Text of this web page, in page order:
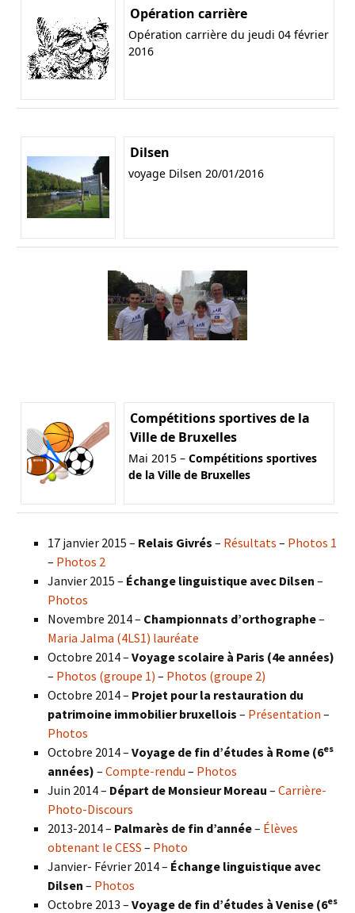
Opération carrière
Opération carrière du jeudi 04 février
2016
Dilsen
voyage Dilsen 20/01/2016
Compétitions sportives de la
Ville de Bruxelles
Mai 2015 – Compétitions sportives
de la Ville de Bruxelles
17 janvier 2015 – Relais Givrés – Résultats – Photos 1
– Photos 2
Janvier 2015 – Échange linguistique avec Dilsen –
Photos
Novembre 2014 – Championnats d’orthographe–
Maria Jalma (4LS1) lauréate
Octobre 2014 – Voyage scolaire à Paris (4e années)
– Photos (groupe 1) – Photos (groupe 2)
Octobre 2014 – Projet pour la restauration du
patrimoine immobilier bruxellois – Présentation –
Photos
Octobre 2014 – Voyage de fin d’études à Rome (6es
années) – Compte-rendu – Photos
Juin 2014 – Départ de Monsieur Moreau – Carrière-
Photo-Discours
2013-2014 – Palmarès de fin d’année– Élèves
obtenant le CESS – Photo
Janvier- Février 2014 – Échange linguistique avec
Dilsen – Photos
Octobre 2013 – Voyage de fin d’études à Venise (6es